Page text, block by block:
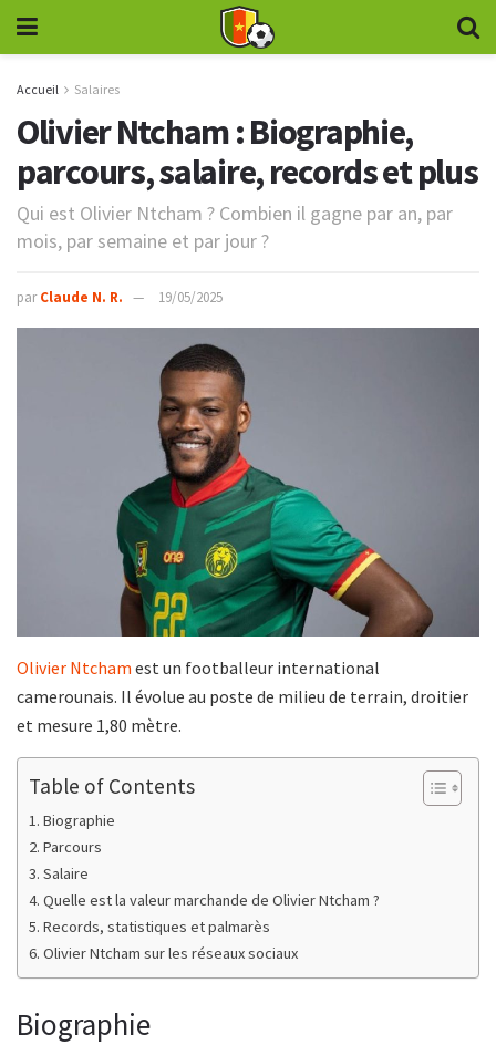
Accueil Salaires
Olivier Ntcham : Biographie,
parcours, salaire, records et plus
Qui est Olivier Ntcham ? Combien il gagne par an, par
mois, par semaine et par jour ?
par Claude N. R. 19/05/2025
Olivier Ntcham est un footballeur international
camerounais. Il évolue au poste de milieu de terrain, droitier
et mesure 1,80 mètre.
Table of Contents
Biographie
Parcours
Salaire
Quelle est la valeur marchande de Olivier Ntcham ?
Records, statistiques et palmarès
Olivier Ntcham sur les réseaux sociaux
Biographie